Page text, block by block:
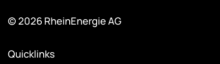
© 2026 Rhein­Ener­gie AG
Quicklinks